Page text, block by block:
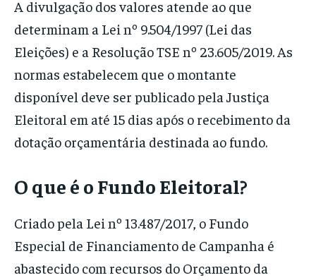
A divulgação dos valores atende ao que
determinam a Lei nº 9.504/1997 (Lei das
Eleições) e a Resolução TSE nº 23.605/2019. As
normas estabelecem que o montante
disponível deve ser publicado pela Justiça
Eleitoral em até 15 dias após o recebimento da
dotação orçamentária destinada ao fundo.
O que é o Fundo Eleitoral?
Criado pela Lei nº 13.487/2017, o Fundo
Especial de Financiamento de Campanha é
abastecido com recursos do Orçamento da